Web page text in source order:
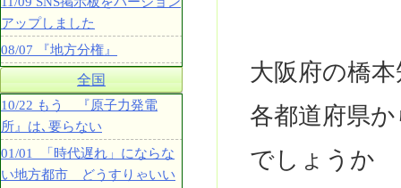
大阪府の橋
各都道府県
でしょうか
アップしました
08/07 『地方分権』
全国
10/22 もう 『原子力発電
所』は､要らない
01/01 「時代遅れ」にならな
い地方都市 どうすりゃいい